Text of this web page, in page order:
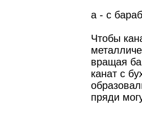
а - с
Чтобы
вращая
канат с
пряди